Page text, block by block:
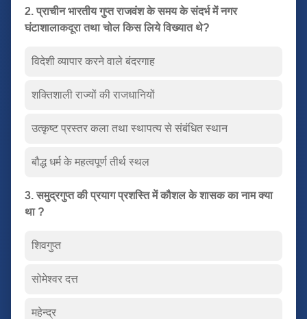
2. प्राचीन भारतीय गुप्त राजवंश के समय के संदर्भ में नगर
घंटाशालाकदूरा तथा चोल किस लिये विख्यात थे?
विदेशी व्यापार करने वाले बंदरगाह
शक्तिशाली राज्यों की राजधानियों
उत्कृष्ट प्रस्तर कला तथा स्थापत्य से संबंधित स्थान
बौद्ध धर्म के महत्वपूर्ण तीर्थ स्थल
3. समुद्रगुप्त की प्रयाग प्रशस्ति में कौशल के शासक का नाम क्या
था ?
शिवगुप्त
सोमेश्वर दत्त
महेन्द्र